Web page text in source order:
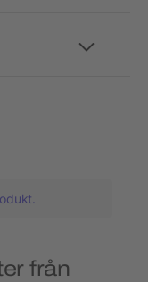
från